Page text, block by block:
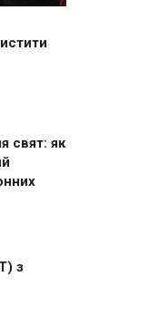
свят: як
з